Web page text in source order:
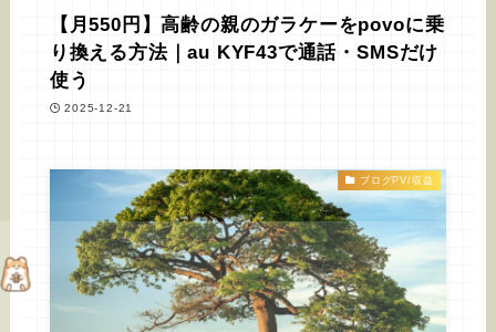
【月550円】高齢の親のガラケーをpovoに乗
り換える方法｜au KYF43で通話・SMSだけ
使う
2025-12-21
ブログPV/収益